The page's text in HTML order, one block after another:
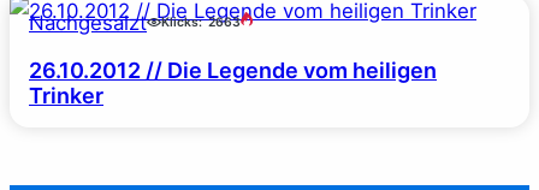
Nachgesalzt Klicks: 2663
26.10.2012 // Die Legende vom heiligen
Trinker